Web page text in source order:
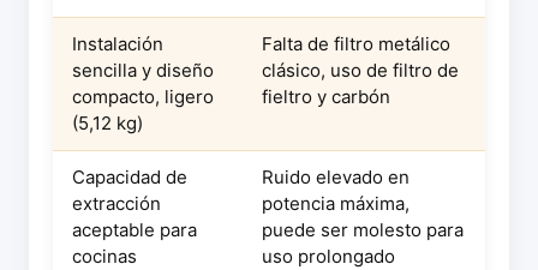
Instalación
sencilla y diseño
compacto, ligero
(5,12 kg)
Falta de filtro metálico
clásico, uso de filtro de
fieltro y carbón
Capacidad de
extracción
aceptable para
cocinas
Ruido elevado en
potencia máxima,
puede ser molesto para
uso prolongado